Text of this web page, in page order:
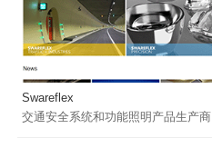
Swareflex
交通安全系统和功能照明产品生产商